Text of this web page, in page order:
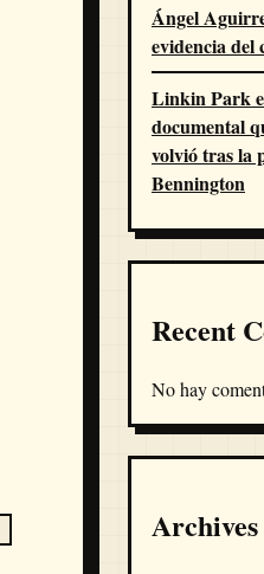
Ángel
evidencia del
Linkin Park
documental
volvió tras la
Bennington
Recent
No hay
Archives